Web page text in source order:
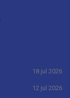
18 jul 2026
12 jul 2026